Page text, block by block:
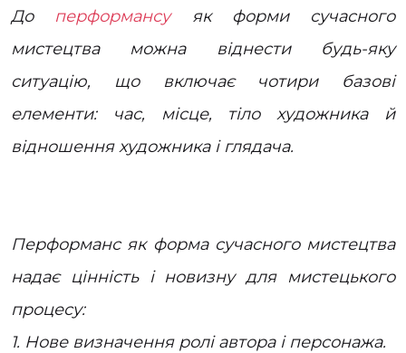
До перформансуяк форми сучасного
мистецтва можна віднести будь-яку
ситуацію, що включає чотири базові
елементи: час, місце, тіло художника й
відношення художника і глядача.
Перформанс як форма сучасного мистецтва
надає цінність і новизну для мистецького
процесу:
1. Нове визначення ролі автора і персонажа.